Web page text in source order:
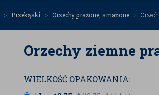
Przekąski Orzechy prażone, smażone
Orzechy ziemne
WIELKOŚĆ OPAKOWANIA: